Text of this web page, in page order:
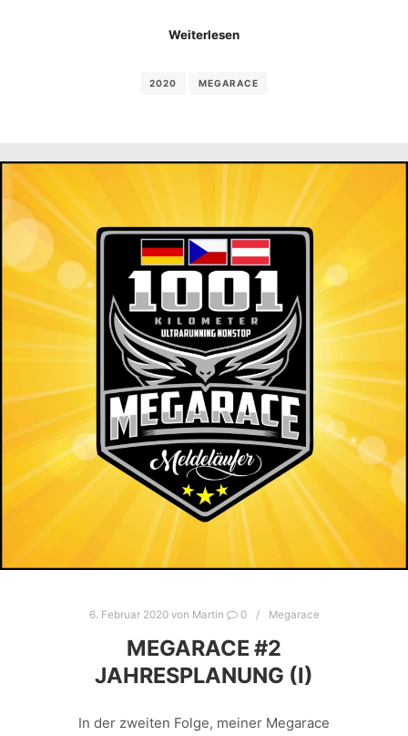
Weiterlesen
2020 MEGARACE
6. Februar 2020von Martin 0 Megarace
MEGARACE #2
JAHRESPLANUNG (I)
In der zweiten Folge, meiner Megarace